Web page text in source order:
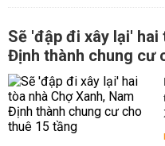
Sẽ 'đập đi xây lại' hai
Định thành chung cư